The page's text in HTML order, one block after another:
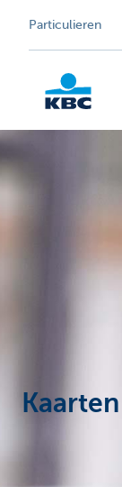
Particulieren
Kaarten